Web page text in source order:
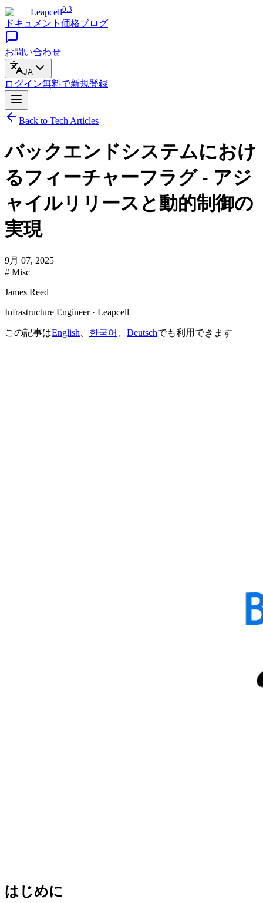
Leapcell0.3
ドキュメント 価格ブログ
お問い合わせ
JA
ログイン無料で新規登録
Back to Tech Articles
バックエンドシステムにおけ
るフィーチャーフラグ - アジ
ャイルリリースと動的制御の
実現
9月 07, 2025
# Misc
James Reed
Infrastructure Engineer · Leapcell
この記事はEnglish 한국어 Deutschでも利用できます
はじめに